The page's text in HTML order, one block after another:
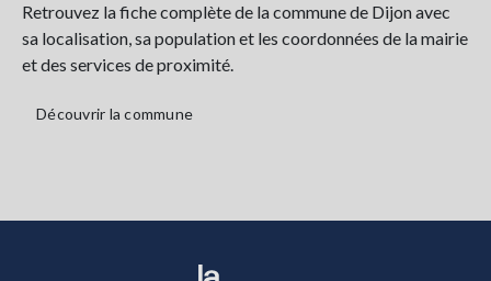
Retrouvez la fiche complète de la commune de Dijon avec
sa localisation, sa population et les coordonnées de la mairie
et des services de proximité.
Découvrir la commune